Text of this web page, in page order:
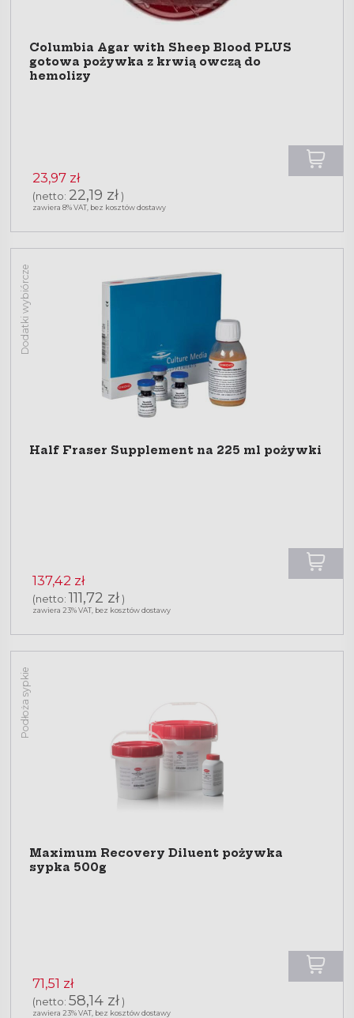
Columbia Agar with Sheep Blood PLUS
gotowa pożywka z krwią owczą do
hemolizy
23,97 zł
(netto: 22,19 zł)
zawiera 8% VAT, bez kosztów dostawy
Half Fraser Supplement na 225 ml pożywki
Dodatki wybiórcze
137,42 zł
(netto: 111,72 zł)
zawiera 23% VAT, bez kosztów dostawy
Maximum Recovery Diluent pożywka
sypka 500g
Podłoża sypkie
71,51 zł
(netto: 58,14 zł)
zawiera 23% VAT, bez kosztów dostawy